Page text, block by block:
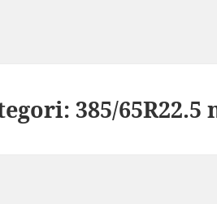
385/65R22.5